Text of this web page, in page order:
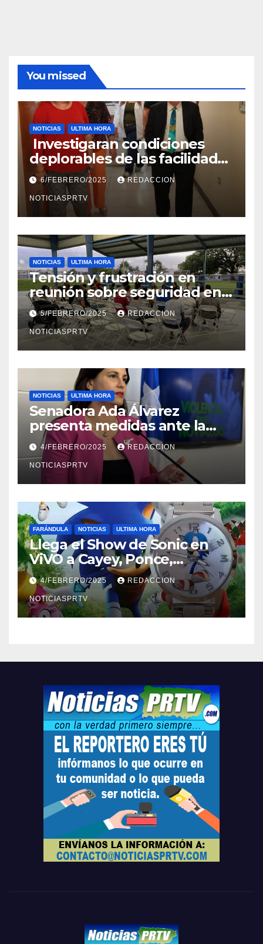
You missed
NOTICIAS ULTIMA HORA
Investigaran condiciones
deplorables de las facilidades
el Departamento de la Salud
en Mayagüez
6/FEBRERO/2025 REDACCION
NOTICIASPRTV
NOTICIAS ULTIMA HORA
Tensión y frustración en
reunión sobre seguridad en
Reparto Metropolitano
5/FEBRERO/2025 REDACCION
NOTICIASPRTV
NOTICIAS ULTIMA HORA
Senadora Ada Álvarez
presenta medidas ante la
violencia en el noviazgo
4/FEBRERO/2025 REDACCION
NOTICIASPRTV
FARÁNDULA NOTICIAS ULTIMA HORA
Llega el Show de Sonic en
ViVO a Cayey, Ponce,
Barceloneta y Humacao,
Relojes gratis para el que
compre ahora….
4/FEBRERO/2025 REDACCION
NOTICIASPRTV